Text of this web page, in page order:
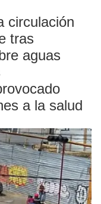
circulación
tras
aguas
a la salud